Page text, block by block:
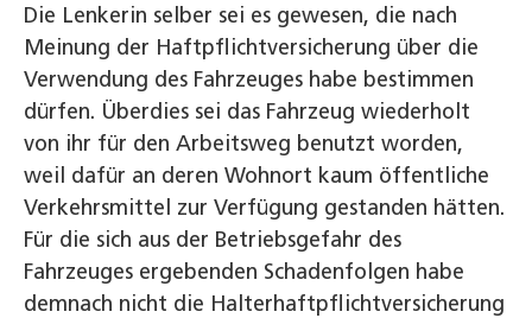
Die Lenkerin selber sei es gewesen, die nach
Meinung der Haftpflichtversicherung über die
Verwendung des Fahrzeuges habe bestimmen
dürfen. Überdies sei das Fahrzeug wiederholt
von ihr für den Arbeitsweg benutzt worden,
weil dafür an deren Wohnort kaum öffentliche
Verkehrsmittel zur Verfügung gestanden hätten.
Für die sich aus der Betriebsgefahr des
Fahrzeuges ergebenden Schadenfolgen habe
demnach nicht die Halterhaftpflichtversicherung